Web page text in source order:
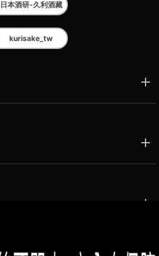
日本酒研-久利酒藏
kurisake_tw